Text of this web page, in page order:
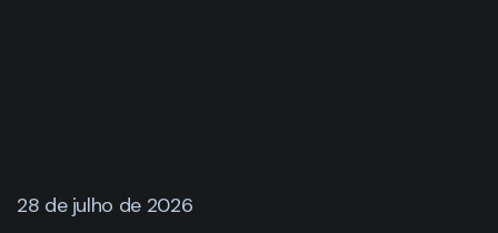
28 de julho de 2026